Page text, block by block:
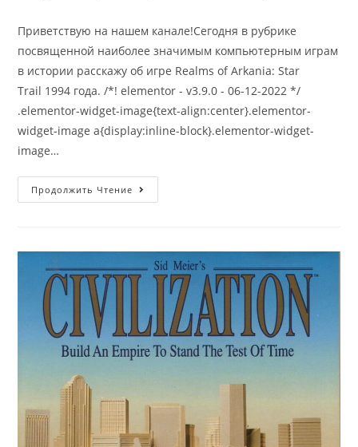
Приветствую на нашем канале!Сегодня в рубрике
посвященной наиболее значимым компьютерным играм
в истории расскажу об игре Realms of Arkania: Star
Trail 1994 года. /*! elementor - v3.9.0 - 06-12-2022 */
.elementor-widget-image{text-align:center}.elementor-
widget-image a{display:inline-block}.elementor-widget-
image…
Продолжить Чтение Сказы
Об